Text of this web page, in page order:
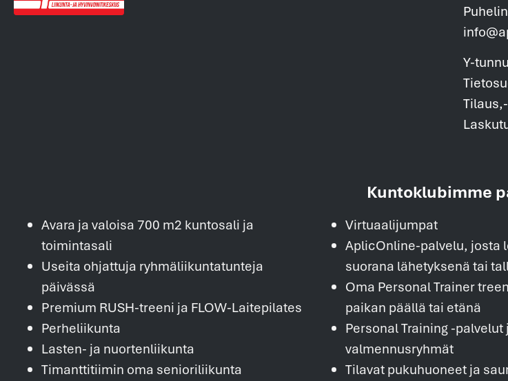
Y-
Kuntoklubimme
Avara ja valoisa 700 m2 kuntosali ja
toimintasali
Useita ohjattuja ryhmäliikuntatunteja
päivässä
Premium RUSH-treeni ja FLOW-Laitepilates
Perheliikunta
Lasten- ja nuortenliikunta
Timanttitiimin oma senioriliikunta
Virtuaalijumpat
AplicOnline-palvelu, josta
suorana lähetyksenä tai
Oma Personal Trainer
paikan päällä tai etänä
Personal Training -palvelut
valmennusryhmät
Tilavat pukuhuoneet ja